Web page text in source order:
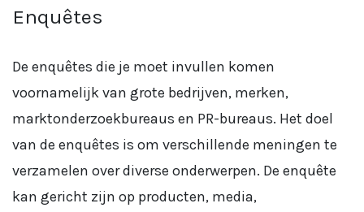
Enquêtes
De enquêtes die je moet invullen komen
voornamelijk van grote bedrijven, merken,
marktonderzoekbureaus en PR-bureaus. Het doel
van de enquêtes is om verschillende meningen te
verzamelen over diverse onderwerpen. De enquête
kan gericht zijn op producten, media,